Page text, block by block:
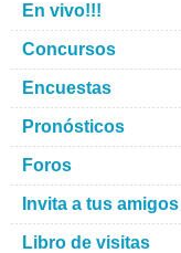
En vivo!!!
Concursos
Encuestas
Pronósticos
Foros
Invita a tus amigos
Libro de visitas